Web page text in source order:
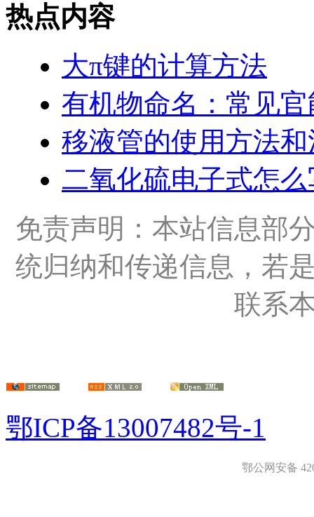
热点内容
大π键的计算方法
有机物命名：常见
移液管的使用方法
二氧化硫电子式怎
免责声明：本站信息部
统归纳和传递信息，若
联系
鄂ICP备13007482号-1
鄂公网安备